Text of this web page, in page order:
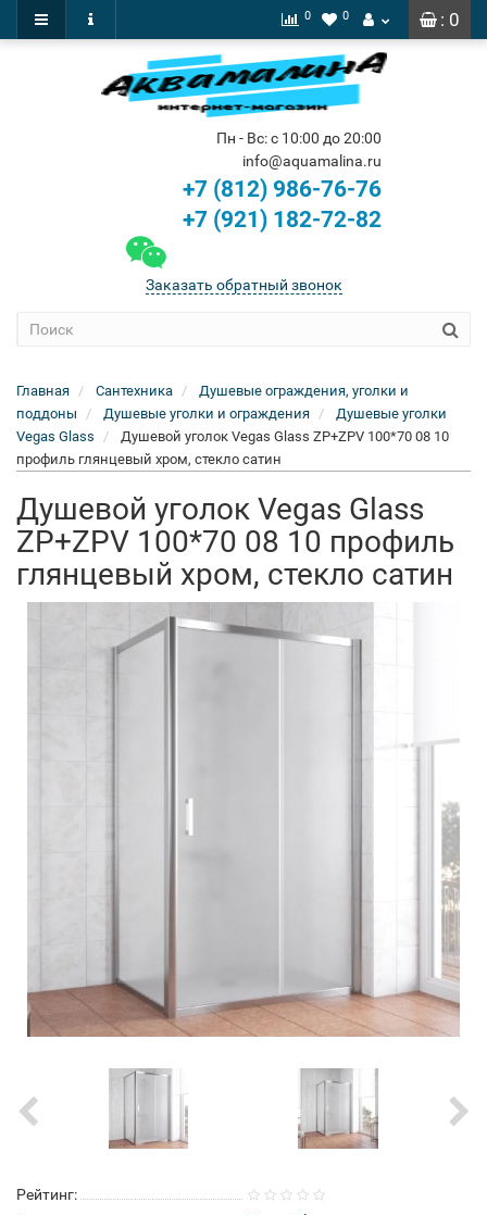
: 0
0 0
Пн - Вс: с 10:00 до 20:00
info@aquamalina.ru
+7 (812) 986-76-76
+7 (921) 182-72-82
Заказать обратный звонок
Главная Сантехника
Душевые ограждения, уголки и
поддоны
Душевые уголки и ограждения
Душевые уголки
Vegas Glass
Душевой уголок Vegas Glass ZP+ZPV 100*70 08 10
профиль глянцевый хром, стекло сатин
Душевой уголок Vegas Glass
ZP+ZPV 100*70 08 10 профиль
глянцевый хром, стекло сатин
Рейтинг: